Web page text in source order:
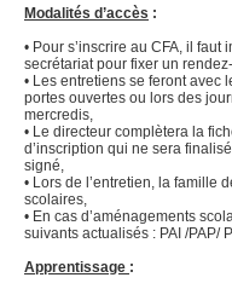
Modalités d’accès :
• Pour s’inscrire au CFA, il
secrétariat pour fixer un
• Les entretiens se feront avec
portes ouvertes ou lors des
mercredis,
• Le directeur complètera la
d’inscription qui ne sera
signé,
• Lors de l’entretien, la famille
scolaires,
• En cas d’aménagements
suivants actualisés : PAI /PAP/
Apprentissage :